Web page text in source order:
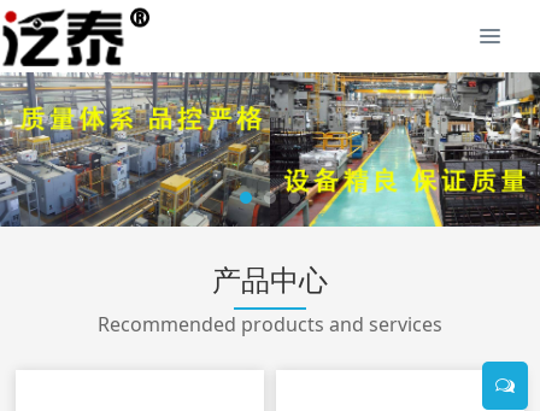
产品中心
Recommended products and services